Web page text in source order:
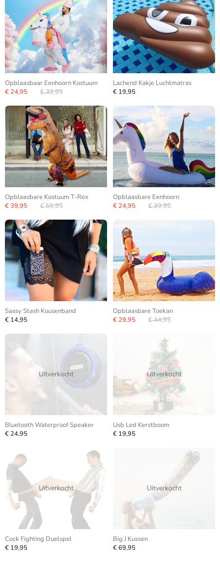
Opblaasbaar Eenhoorn Kostuum
€ 24,95
€ 39,95
Lachend Kakje Luchtmatras
€ 19,95
Opblaasbare Kostuum T-Rex
€ 39,95
€ 59,95
Opblaasbare Eenhoorn
€ 24,95
€ 39,95
Sassy Stash Kousenband
€ 14,95
Opblaasbare Toekan
€ 29,95
€ 44,95
Uitverkocht
Bluetooth Waterproof Speaker
€ 24,95
Uitverkocht
Usb Led Kerstboom
€ 19,95
Uitverkocht
Cock Fighting Duelspel
€ 19,95
Uitverkocht
Big J Kussen
€ 69,95